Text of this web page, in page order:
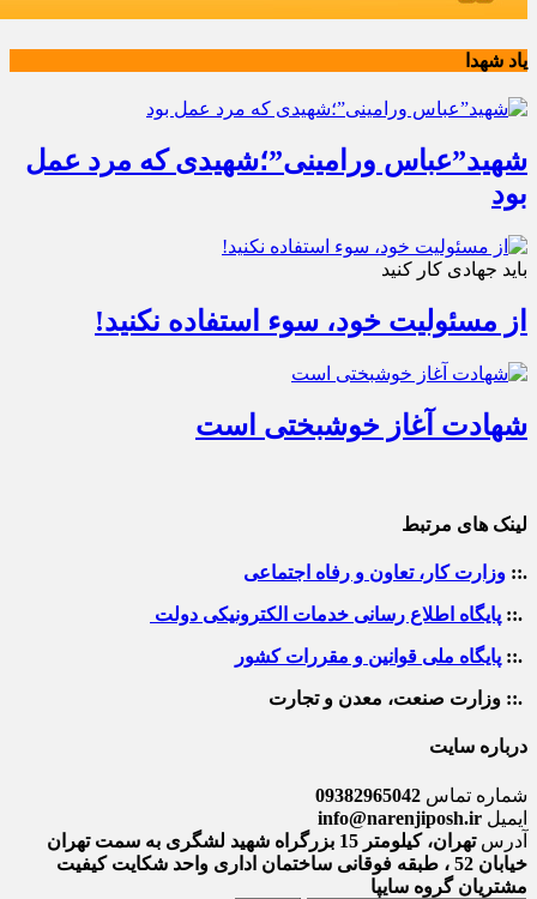
یاد شهدا
شهید”عباس ورامینی”؛شهیدی که مرد عمل
بود
باید جهادی کار کنید
از مسئولیت خود، سوء استفاده نکنید!
شهادت آغاز خوشبختی است
لینک های مرتبط
.:: وزارت کار، تعاون و رفاه اجتماعی
.:: پایگاه اطلاع رسانی خدمات الکترونیکی دولت
.:: پایگاه ملی قوانین و مقررات کشور
.:: وزارت صنعت، معدن و تجارت
درباره سایت
شماره تماس 09382965042
ایمیل info@narenjiposh.ir
آدرس
تهران، کیلومتر 15 بزرگراه شهید لشگری به سمت تهران
خیابان 52 ، طبقه فوقانی ساختمان اداری واحد شکایت کیفیت
مشتریان گروه سایپا